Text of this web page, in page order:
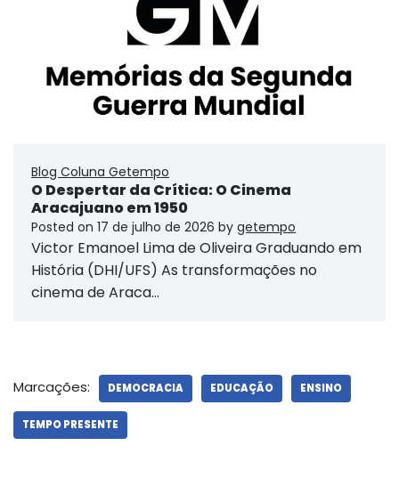
Blog Coluna Getempo
O Despertar da Crítica: O Cinema
Aracajuano em 1950
Posted on 17 de julho de 2026 by getempo
Victor Emanoel Lima de Oliveira Graduando em
História (DHI/UFS) As transformações no
cinema de Araca…
Marcações: DEMOCRACIA EDUCAÇÃO ENSINO
TEMPO PRESENTE